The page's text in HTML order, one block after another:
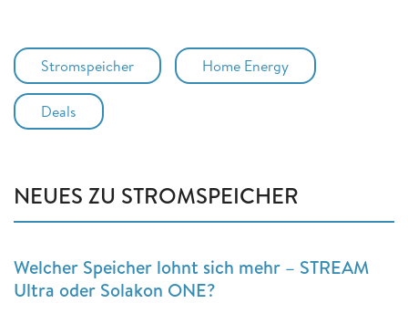
Stromspeicher Home Energy
Deals
NEUES ZU STROMSPEICHER
Welcher Speicher lohnt sich mehr – STREAM
Ultra oder Solakon ONE?